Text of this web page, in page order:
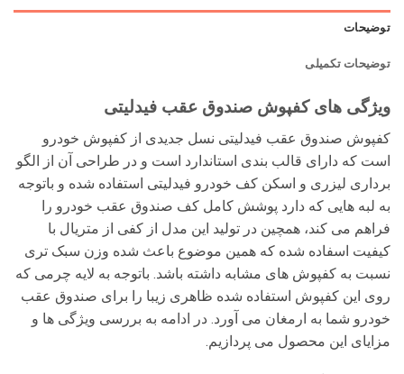
توضیحات
توضیحات تکمیلی
ویژگی های کفپوش صندوق عقب فیدلیتی
کفپوش صندوق عقب فیدلیتی نسل جدیدی از کفپوش خودرو
است که دارای قالب بندی استاندارد است و در طراحی آن از الگو
برداری لیزری و اسکن کف خودرو فیدلیتی استفاده شده و باتوجه
به لبه هایی که دارد پوشش کامل کف صندوق عقب خودرو را
فراهم می کند، همچین در تولید این مدل از کفی از متریال با
کیفیت اسفاده شده که همین موضوع باعث شده وزن سبک تری
نسبت به کفپوش های مشابه داشته باشد. باتوجه به لایه چرمی که
روی این کفپوش استفاده شده ظاهری زیبا را برای صندوق عقب
خودرو شما به ارمغان می آورد. در ادامه به بررسی ویژگی ها و
مزایای این محصول می پردازیم.